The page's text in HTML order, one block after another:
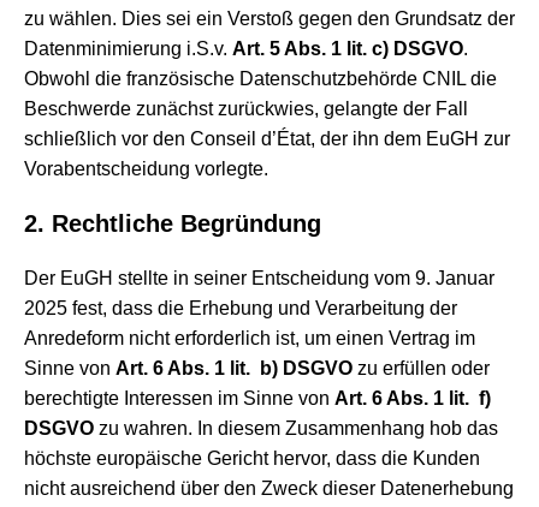
zu wählen. Dies sei ein Verstoß gegen den Grundsatz der
Datenminimierung i.S.v. Art. 5 Abs. 1 lit. c) DSGVO.
Obwohl die französische Datenschutzbehörde CNIL die
Beschwerde zunächst zurückwies, gelangte der Fall
schließlich vor den Conseil d’État, der ihn dem EuGH zur
Vorabentscheidung vorlegte.
2. Rechtliche Begründung
Der EuGH stellte in seiner Entscheidung vom 9. Januar
2025 fest, dass die Erhebung und Verarbeitung der
Anredeform nicht erforderlich ist, um einen Vertrag im
Sinne von Art. 6 Abs. 1 lit. b) DSGVO zu erfüllen oder
berechtigte Interessen im Sinne von Art. 6 Abs. 1 lit. f)
DSGVO zu wahren. In diesem Zusammenhang hob das
höchste europäische Gericht hervor, dass die Kunden
nicht ausreichend über den Zweck dieser Datenerhebung